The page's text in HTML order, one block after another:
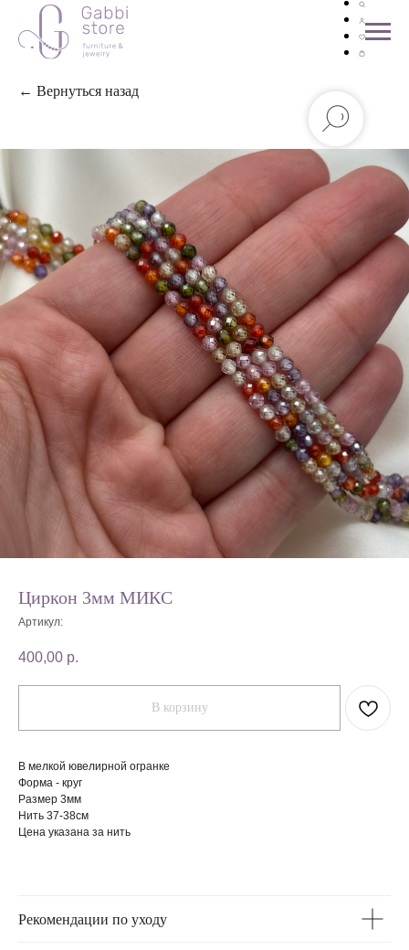
← Вернуться назад
Циркон 3мм МИКС
Артикул:
400,00 р.
В корзину
В мелкой ювелирной огранке
Форма - круг
Размер 3мм
Нить 37-38см
Цена указана за нить
Рекомендации по уходу